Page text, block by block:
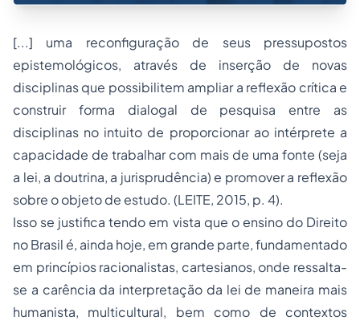
[...] uma reconfiguração de seus pressupostos
epistemológicos, através de inserção de novas
disciplinas que possibilitem ampliar a reflexão crítica e
construir forma dialogal de pesquisa entre as
disciplinas no intuito de proporcionar ao intérprete a
capacidade de trabalhar com mais de uma fonte (seja
a lei, a doutrina, a jurisprudência) e promover a reflexão
sobre o objeto de estudo. (LEITE, 2015, p. 4).
Isso se justifica tendo em vista que o ensino do Direito
no Brasil é, ainda hoje, em grande parte, fundamentado
em princípios racionalistas, cartesianos, onde ressalta-
se a carência da interpretação da lei de maneira mais
humanista, multicultural, bem como de contextos